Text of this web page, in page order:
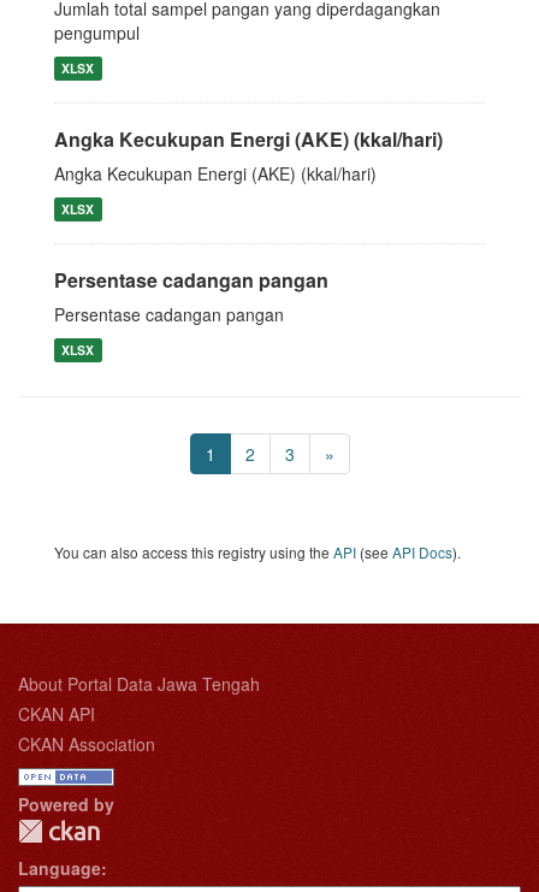
Jumlah total sampel pangan yang diperdagangkan
pengumpul
XLSX
Angka Kecukupan Energi (AKE) (kkal/hari)
Angka Kecukupan Energi (AKE) (kkal/hari)
XLSX
Persentase cadangan pangan
Persentase cadangan pangan
XLSX
1 2 3 »
You can also access this registry using the API (see API Docs).
About Portal Data Jawa Tengah
CKAN API
CKAN Association
Powered by
Language